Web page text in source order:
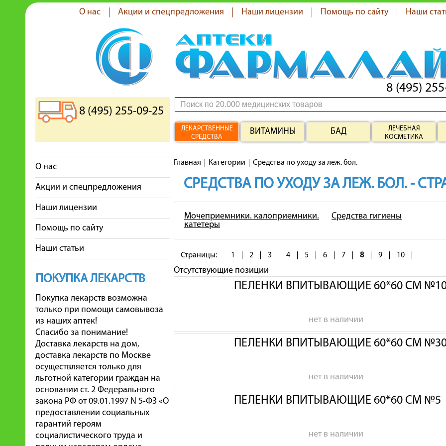
О нас Акции и спецпредложения Наши лицензии Помощь по сайту Наши
8 (495)
8 (495) 255-09-25
ЛЕКАРСТВЕННЫЕ
СРЕДСТВА
ВИТАМИНЫ БАД
ЛЕЧЕБНАЯ
КОСМЕТИКА
О нас
Акции и спецпредложения
Наши лицензии
Помощь по сайту
Наши статьи
ПОКУПКА ЛЕКАРСТВ
Покупка лекарств возможна
только при помощи самовывоза
из наших аптек!
Спасибо за понимание!
Доставка лекарств на дом,
доставка лекарств по Москве
осуществляется только для
льготной категории граждан на
основании ст. 2 Федерального
закона РФ от 09.01.1997 N 5-ФЗ «О
предоставлении социальных
гарантий героям
социалистического труда и
Главная Категории Средства по уходу за леж. бол.
СРЕДСТВА ПО УХОДУ ЗА ЛЕЖ. БОЛ. -
Мочеприемники. калоприемники.
катетеры
Средства гигиены
Страницы: 1 2 3 4 5 6 7 8 9 10
Отсутствующие позиции
ПЕЛЕНКИ ВПИТЫВАЮЩИЕ 60*60 СМ
нет в наличии
ПЕЛЕНКИ ВПИТЫВАЮЩИЕ 60*60 СМ
нет в наличии
ПЕЛЕНКИ ВПИТЫВАЮЩИЕ 60*60 СМ №5
нет в наличии